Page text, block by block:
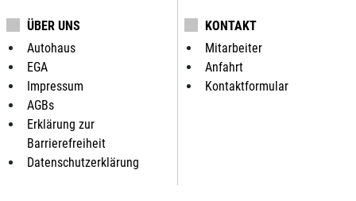
ÜBER UNS
Autohaus
EGA
Impressum
AGBs
Erklärung zur
Barrierefreiheit
Datenschutzerklärung
KONTAKT
Mitarbeiter
Anfahrt
Kontaktformular